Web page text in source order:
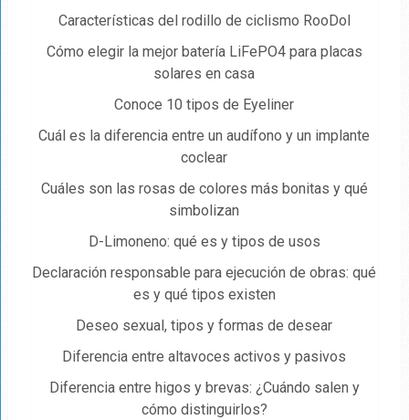
Características del rodillo de ciclismo RooDol
Cómo elegir la mejor batería LiFePO4 para placas
solares en casa
Conoce 10 tipos de Eyeliner
Cuál es la diferencia entre un audífono y un implante
coclear
Cuáles son las rosas de colores más bonitas y qué
simbolizan
D-Limoneno: qué es y tipos de usos
Declaración responsable para ejecución de obras: qué
es y qué tipos existen
Deseo sexual, tipos y formas de desear
Diferencia entre altavoces activos y pasivos
Diferencia entre higos y brevas: ¿Cuándo salen y
cómo distinguirlos?